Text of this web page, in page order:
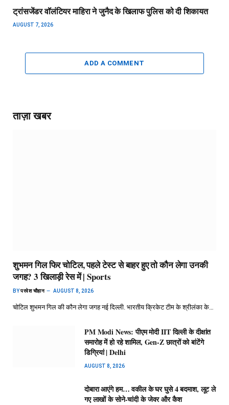
ट्रांसजेंडर वॉलंटियर माहिरा ने जुनैद के खिलाफ पुलिस को दी शिकायत
AUGUST 7, 2026
ADD A COMMENT
ताज़ा खबर
शुभमन गिल फिर चोटिल, पहले टेस्ट से बाहर हुए तो कौन लेगा उनकी
जगह? 3 खिलाड़ी रेस में | Sports
BYपरवेश चौहान AUGUST 8, 2026
चोटिल शुभमन गिल की कौन लेगा जगह नई दिल्ली. भारतीय क्रिकेट टीम के श्रीलंका के…
PM Modi News: पीएम मोदी IIT दिल्ली के दीक्षांत
समारोह में हो रहे शामिल, Gen-Z छात्रों को बांटेंगे
डिग्रियां | Delhi
AUGUST 8, 2026
दोबारा आएंगे हम… वकील के घर घुसे 4 बदमाश, लूट ले
गए लाखों के सोने-चांदी के जेवर और कैश